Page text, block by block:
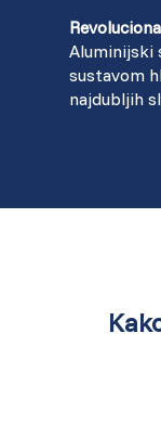
Aluminijski
sustavom
najdubljih